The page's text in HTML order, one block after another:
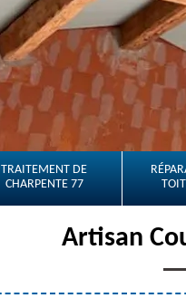
TRAITEMENT DE
CHARPENTE 77
Artisan